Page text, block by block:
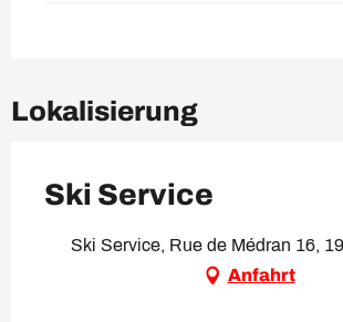
Lokalisierung
Ski Service
Ski Service, Rue de Médran 16,
Anfahrt